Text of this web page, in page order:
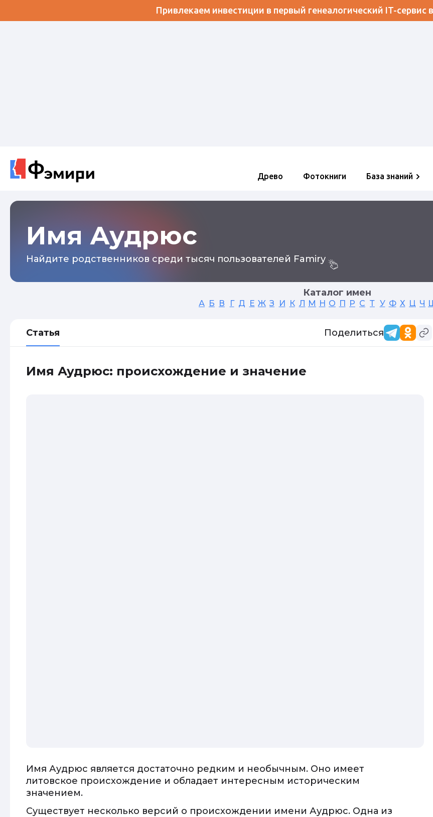
Привлекаем инвестиции в первый генеалогический IT-сервис
Древо Фотокниги База знаний
Имя Аудрюс
Найдите родственников среди тысяч пользователей Famiry
Каталог имен
А Б В Г Д Е Ж З И К Л М Н О П Р С Т У Ф Х Ц Ч
Статья Поделиться
Имя Аудрюс: происхождение и значение
Имя Аудрюс является достаточно редким и необычным. Оно имеет
литовское происхождение и обладает интересным историческим
значением.
Существует несколько версий о происхождении имени Аудрюс. Одна из